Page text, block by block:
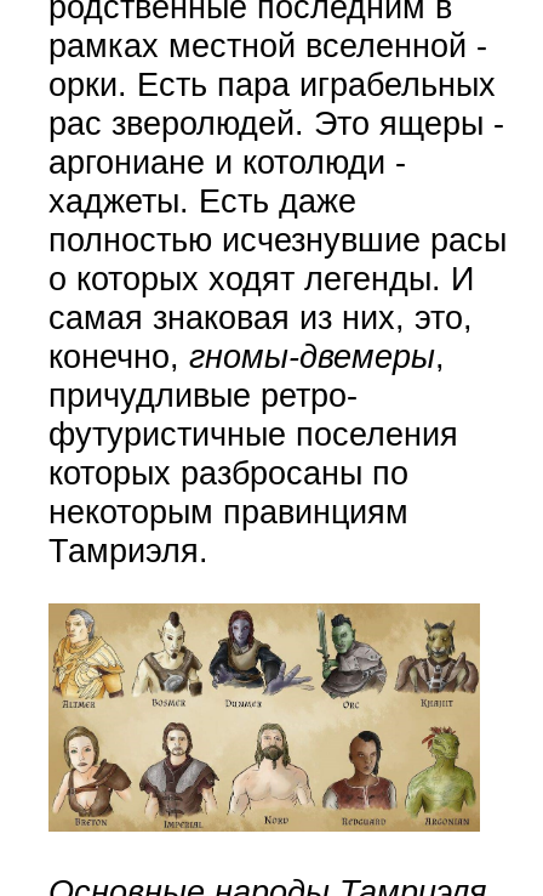
рамках местной вселенной -
орки. Есть пара играбельных
рас зверолюдей. Это ящеры -
аргониане и котолюди -
хаджеты. Есть даже
полностью исчезнувшие расы
о которых ходят легенды. И
самая знаковая из них, это,
конечно, гномы-двемеры,
причудливые ретро-
футуристичные поселения
которых разбросаны по
некоторым правинциям
Тамриэля.